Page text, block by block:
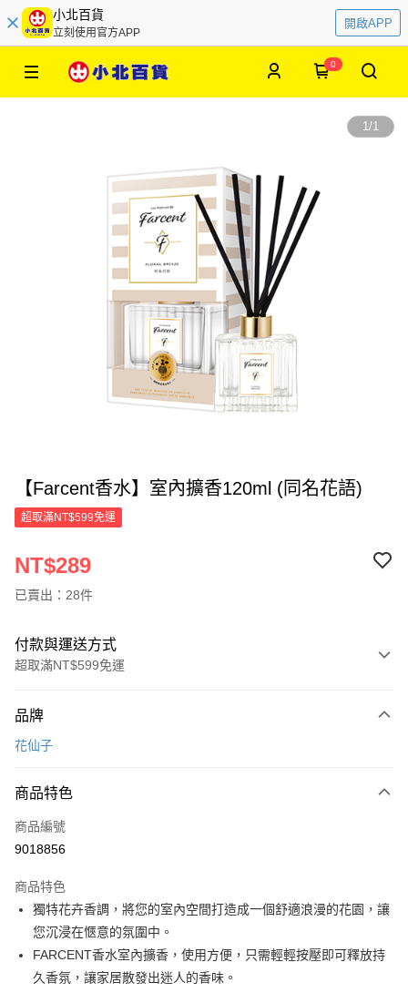
小北百貨
立刻使用官方APP
開啟APP
0
1/1
【Farcent香水】室內擴香120ml (同名花語)
超取滿NT$599免運
NT$289
已賣出：28件
付款與運送方式
超取滿NT$599免運
信用卡一次付款
LINE Pay
Apple Pay
悠遊付
Google Pay
AFTEE先享後付
相關說明
品牌
花仙子
商品特色
商品編號
9018856
商品特色
獨特花卉香調，將您的室內空間打造成一個舒適浪漫的花園，讓
您沉浸在愜意的氛圍中。
FARCENT香水室內擴香，使用方便，只需輕輕按壓即可釋放持
久香氛，讓家居散發出迷人的香味。